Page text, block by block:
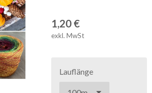
1,20 €
exkl. MwSt
Lauflänge